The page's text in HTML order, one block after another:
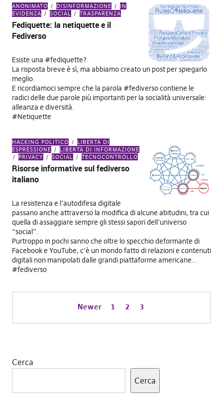
ANONIMATO DISINFORMAZIONE
IN
EVIDENZA
SOCIAL TRASPARENZA
Fediquette: la netiquette e il
Fediverso
Esiste una #fediquette?
La risposta breve è sì, ma abbiamo creato un post per spiegarlo
meglio.
E ricordiamoci sempre che la parola #fediverso contiene le
radici delle due parole più importanti per la socialità universale:
alleanza e diversità.
#Netiquette
HACKING POLITICO
LIBERTÀ DI
ESPRESSIONE
LIBERTÀ DI INFORMAZIONE
PRIVACY
SOCIAL TECNOCONTROLLO
Risorse informative sul fediverso
italiano
La resistenza e l’autodifesa digitale
passano anche attraverso la modifica di alcune abitudini, tra cui
quella di assaggiare sempre gli stessi sapori dell’universo
“social”.
Purtroppo in pochi sanno che oltre lo specchio deformante di
Facebook e YouTube, c’è un mondo fatto di relazioni e contenuti
digitali non manipolati dalle grandi piattaforme americane…
#fediverso
Newer 1 2 3
Cerca
Cerca